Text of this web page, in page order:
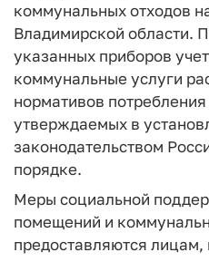
коммунальных отходов
Владимирской области.
указанных приборов
коммунальные услуги
нормативов
утверждаемых в
законодательством
порядке.
Меры социальной
помещений и
предоставляются